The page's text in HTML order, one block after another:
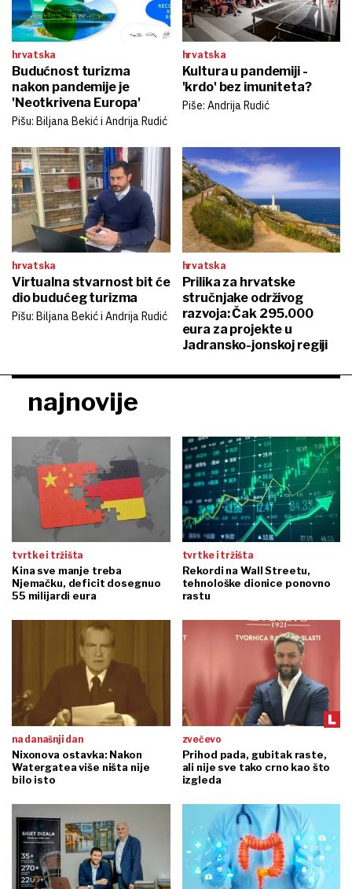
hrvatska
Budućnost turizma
nakon pandemije je
'Neotkrivena Europa'
Pišu: Biljana Bekić i Andrija Rudić
hrvatska
Kultura u pandemiji -
'krdo' bez imuniteta?
Piše: Andrija Rudić
hrvatska
Virtualna stvarnost bit će
dio budućeg turizma
Pišu: Biljana Bekić i Andrija Rudić
hrvatska
Prilika za hrvatske
stručnjake održivog
razvoja: Čak 295.000
eura za projekte u
Jadransko-jonskoj regiji
najnovije
tvrtke i tržišta
Kina sve manje treba
Njemačku, deficit dosegnuo
55 milijardi eura
tvrtke i tržišta
Rekordi na Wall Streetu,
tehnološke dionice ponovno
rastu
na današnji dan
Nixonova ostavka: Nakon
Watergatea više ništa nije
bilo isto
zvečevo
Prihod pada, gubitak raste,
ali nije sve tako crno kao što
izgleda